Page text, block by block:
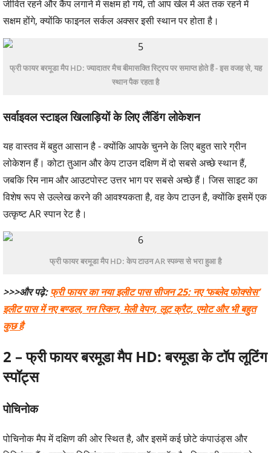
जीवित रहने और कैंप लगाने में सक्षम हो गये, तो आप खेल में अंत तक रहने में
सक्षम होंगे, क्योंकि फाइनल सर्कल अक्सर इसी स्थान पर होता है।
फ्री फायर बरमूडा मैप HD: ज्यादातर मैच बीमासक्ति स्ट्रिप पर समाप्त होते हैं - इस वजह से, यह
स्थान पैक रहता है
सर्वाइवल स्टाइल खिलाड़ियों के लिए लैंडिंग लोकेशन
यह वास्तव में बहुत आसान है - क्योंकि आपके चुनने के लिए बहुत सारे ग्रीन
लोकेशन हैं। कोटा तुआन और केप टाउन दक्षिण में दो सबसे अच्छे स्थान हैं,
जबकि रिम नाम और आउटपोस्ट उत्तर भाग पर सबसे अच्छे हैं। जिस साइट का
विशेष रूप से उल्लेख करने की आवश्यकता है, वह केप टाउन है, क्योंकि इसमें एक
उत्कृष्ट AR स्पान रेट है।
फ्री फायर बरमूडा मैप HD: केप टाउन AR स्पव्न्स से भरा हुआ है
>>>और पढ़े: फ्री फायर का नया इलीट पास सीजन25: नए ‘फब्लेद फोक्सेस’
इलीट पास में नए बण्डल, गन स्किन, मेली वेपन, लूट क्रैट, एमोट और भी बहुत
कुछ है
2 –फ्री फायर बरमूडा मैपHD:बरमूडा के टॉप लूटिंग
स्पॉट्स
पोचिनोक
पोचिनोक मैप में दक्षिण की ओर स्थित है, और इसमें कई छोटे कंपाउंड्स और